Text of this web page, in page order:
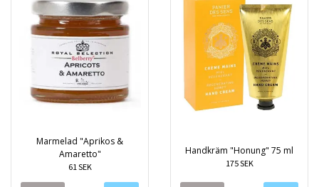
Marmelad "Aprikos &
Amaretto"
61 SEK
Handkräm "Honung" 75 ml
175 SEK